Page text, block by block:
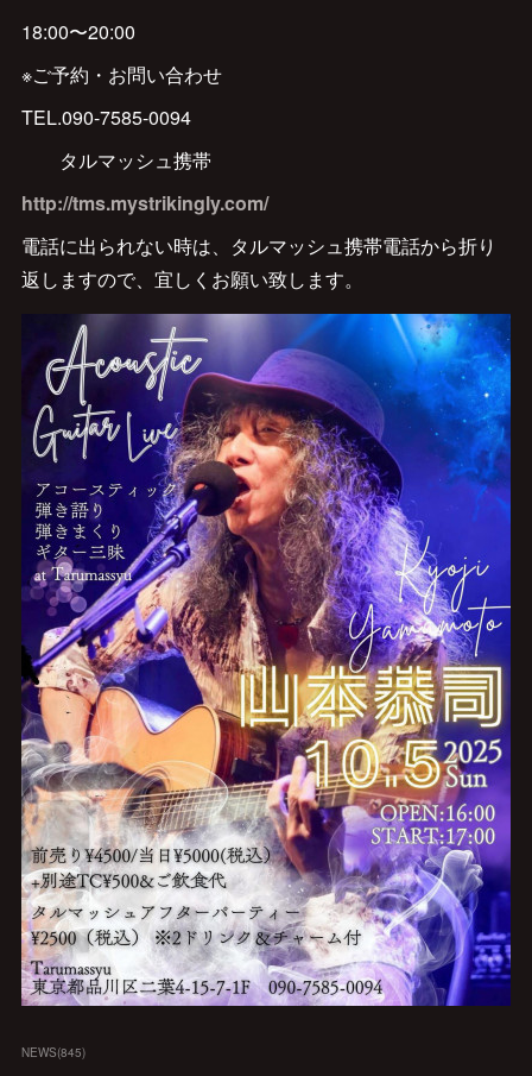
18:00〜20:00
※ご予約・お問い合わせ
TEL.090-7585-0094
タルマッシュ携帯
http://tms.mystrikingly.com/
電話に出られない時は、タルマッシュ携帯電話から折り
返しますので、宜しくお願い致します。
NEWS(845)